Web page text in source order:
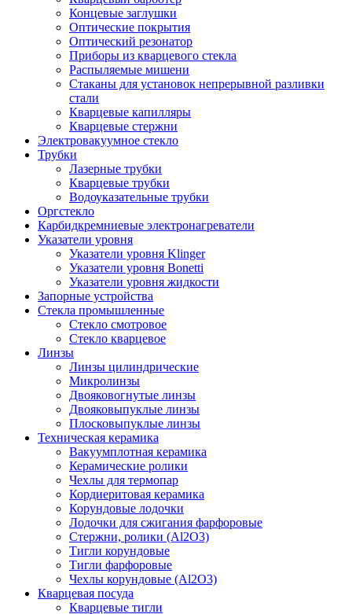
Концевые заглушки
Оптические покрытия
Оптический резонатор
Приборы из кварцевого стекла
Распыляемые мишени
Стаканы для установок непрерывной разливки
стали
Кварцевые капилляры
Кварцевые стержни
Электровакуумное стекло
Трубки
Лазерные трубки
Кварцевые трубки
Водоуказательные трубки
Оргстекло
Карбидкремниевые электронагреватели
Указатели уровня
Указатели уровня Klinger
Указатели уровня Bonetti
Указатели уровня жидкости
Запорные устройства
Стекла промышленные
Стекло смотровое
Стекло кварцевое
Линзы
Линзы цилиндрические
Микролинзы
Двояковогнутые линзы
Двояковыпуклые линзы
Плосковыпуклые линзы
Техническая керамика
Вакуумплотная керамика
Керамические ролики
Чехлы для термопар
Кордиеритовая керамика
Корундовые лодочки
Лодочки для сжигания фарфоровые
Стержни, ролики (Al2O3)
Тигли корундовые
Тигли фарфоровые
Чехлы корундовые (Al2O3)
Кварцевая посуда
Кварцевые тигли